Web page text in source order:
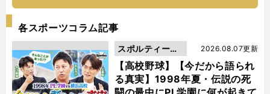
各スポーツコラム記事
【高校野球】【今だから語られ
る真実】1998年夏・伝説の死
2026.08.07更新
スポルティーバ
動画